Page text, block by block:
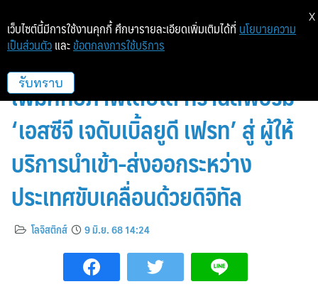
SJWD ปรับใหญ่ธุรกิจ Freight
เพิ่มศักยภาพเติบโต ทรานส์ฟอร์ม
‘เอสซีจี เจดับเบิ้ลยูดี เฟรท’ สู่ ผู้ให้
บริการนำเข้า-ส่งออกระหว่าง
ประเทศขับเคลื่อนด้วยดิจิทัล
โลจิสติกส์ 9 มิ.ย. 68 14:24
เว็บไซต์นี้มีการใช้งานคุกกี้ ศึกษารายละเอียดเพิ่มเติมได้ที่ นโยบายความ
เป็นส่วนตัว และ ข้อตกลงการใช้บริการ
รับทราบ
X